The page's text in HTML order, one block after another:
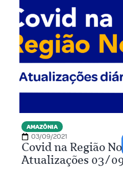
AMAZÔNIA
03/09/2021
Covid na Região
Atualizações 03/